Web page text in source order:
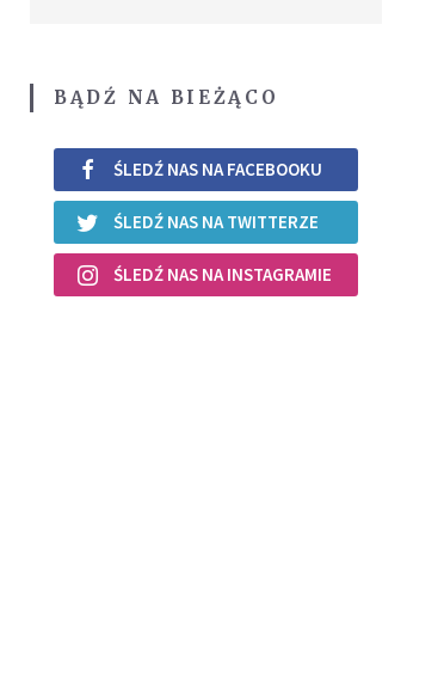
BĄDŹ NA BIEŻĄCO
ŚLEDŹ NAS NA FACEBOOKU
ŚLEDŹ NAS NA TWITTERZE
ŚLEDŹ NAS NA INSTAGRAMIE